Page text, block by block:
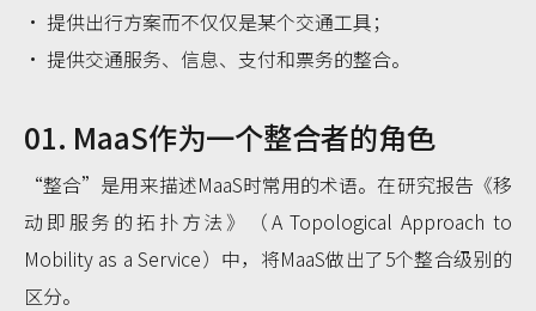
• 提供出行方案而不仅仅是某个交通工具；
• 提供交通服务、信息、支付和票务的整合。
01. MaaS作为一个整合者的角色
“整合”是用来描述MaaS时常用的术语。在研究报告《移
动即服务的拓扑方法》（A Topological Approach to
Mobility as a Service）中，将MaaS做出了5个整合级别的
区分。